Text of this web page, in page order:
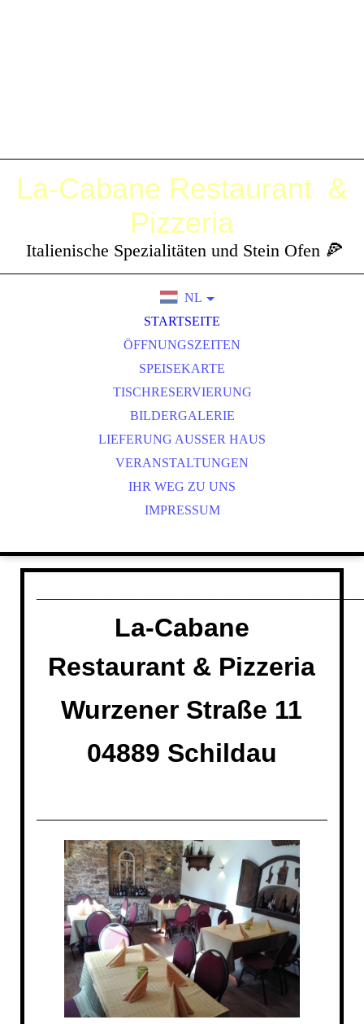
La-Cabane Restaurant &
Pizzeria
Italienische Spezialitäten und Stein Ofen 🍕
NL
STARTSEITE
ÖFFNUNGSZEITEN
SPEISEKARTE
TISCHRESERVIERUNG
BILDERGALERIE
LIEFERUNG AUSSER HAUS
VERANSTALTUNGEN
IHR WEG ZU UNS
IMPRESSUM
La-Cabane
Restaurant & Pizzeria
Wurzener Straße 11
04889 Schildau